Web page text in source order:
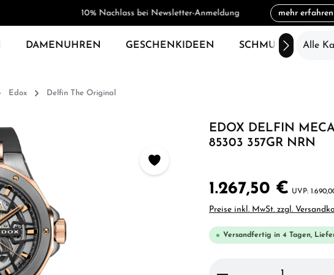
10% Nachlass bei Newsletter-Anmeldung mehr erfahren
DAMENUHREN GESCHENKIDEEN SCHMUCK Alle
Edox Delfin The Original
EDOX DELFIN
85303 357GR NRN
1.267,50 €
Preise inkl. MwSt. zzgl.
Versandfertig in 4 Tagen,
Produkt Anzahl: